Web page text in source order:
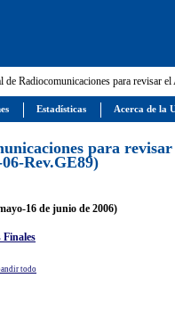
de Radiocomunicaciones para revisar
para
Rev.GE89)
16 de junio de 2006)
Finales
todo
Estadísticas Acerca de la